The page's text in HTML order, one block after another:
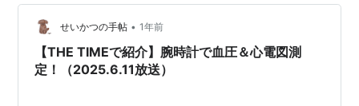
せいかつの手帖 • 1年前
【THE TIMEで紹介】腕時計で血圧＆心電図測
定！（2025.6.11放送）